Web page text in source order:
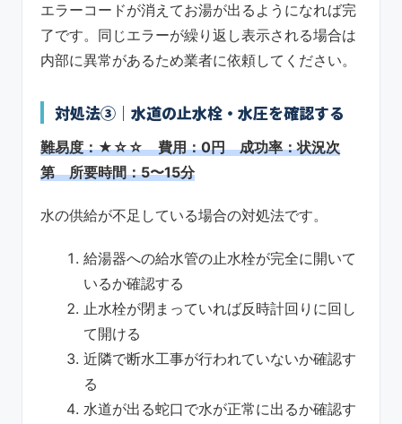
エラーコードが消えてお湯が出るようになれば完
了です。同じエラーが繰り返し表示される場合は
内部に異常があるため業者に依頼してください。
対処法③｜水道の止水栓・水圧を確認する
難易度：★☆☆ 費用：0円 成功率：状況次
第 所要時間：5〜15分
水の供給が不足している場合の対処法です。
給湯器への給水管の止水栓が完全に開いて
いるか確認する
止水栓が閉まっていれば反時計回りに回し
て開ける
近隣で断水工事が行われていないか確認す
る
水道が出る蛇口で水が正常に出るか確認す